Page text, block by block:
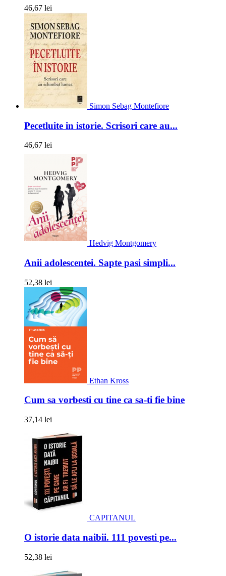
46,67 lei
Simon Sebag Montefiore
Pecetluite in istorie. Scrisori care au...
46,67 lei
Hedvig Montgomery
Anii adolescentei. Sapte pasi simpli...
52,38 lei
Ethan Kross
Cum sa vorbesti cu tine ca sa-ti fie bine
37,14 lei
CAPITANUL
O istorie data naibii. 111 povesti pe...
52,38 lei